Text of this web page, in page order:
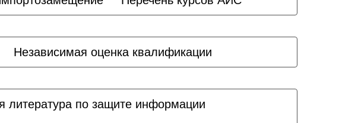
Независимая оценка квалификации
литература по защите информации